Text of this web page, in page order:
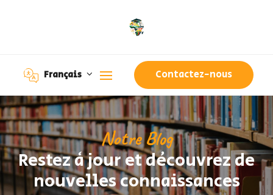
Français Contactez-nous
Notre Blog
Restez à jour et découvrez de
nouvelles connaissances